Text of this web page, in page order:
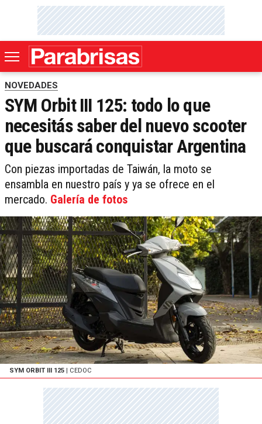
NOVEDADES
SYM Orbit III 125: todo lo que
necesitás saber del nuevo scooter
que buscará conquistar Argentina
Con piezas importadas de Taiwán, la moto se
ensambla en nuestro país y ya se ofrece en el
mercado. Galería de fotos
SYM ORBIT III 125 | CEDOC